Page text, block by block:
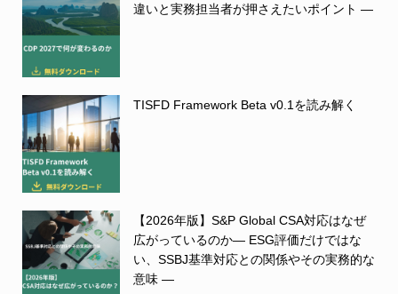
違いと実務担当者が押さえたいポイント ―
TISFD Framework Beta v0.1を読み解く
【2026年版】S&P Global CSA対応はなぜ
広がっているのか― ESG評価だけではな
い、SSBJ基準対応との関係やその実務的な
意味 ―